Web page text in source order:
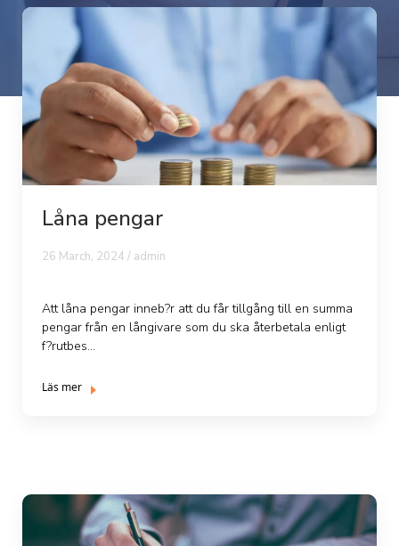
Låna pengar
26 March, 2024 / admin
Att låna pengar inneb?r att du får tillgång till en summa
pengar från en långivare som du ska återbetala enligt
f?rutbes...
Läs mer